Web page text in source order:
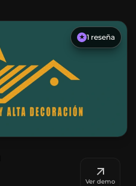
★ 1 reseña
Ver demo